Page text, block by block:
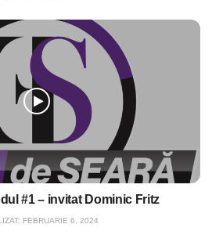
#1 – invitat Dominic Fritz
FEBRUARIE 6, 2024